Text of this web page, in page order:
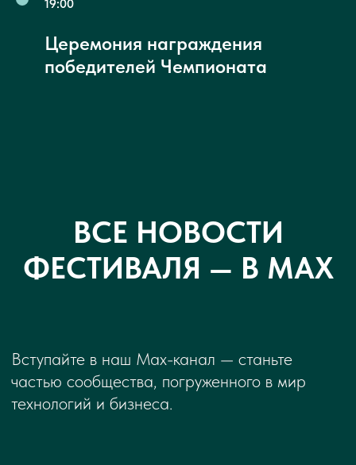
19:00
Церемония награждения
победителей Чемпионата